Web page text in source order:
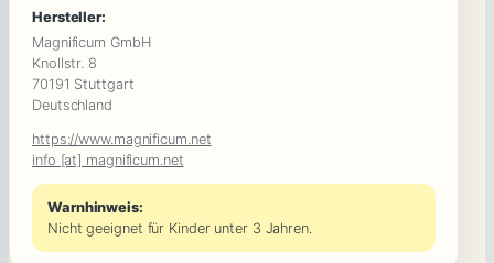
Hersteller:
Magnificum GmbH
Knollstr. 8
70191 Stuttgart
Deutschland
https://www.magnificum.net
info [at] magnificum.net
Warnhinweis:
Nicht geeignet für Kinder unter 3 Jahren.